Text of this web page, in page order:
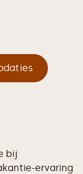
bij
ervaring